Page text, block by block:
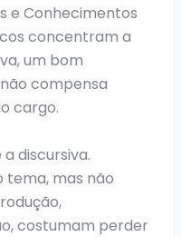
e Conhecimentos
concentram a
um bom
compensa
cargo.
discursiva.
tema, mas não
costumam perder